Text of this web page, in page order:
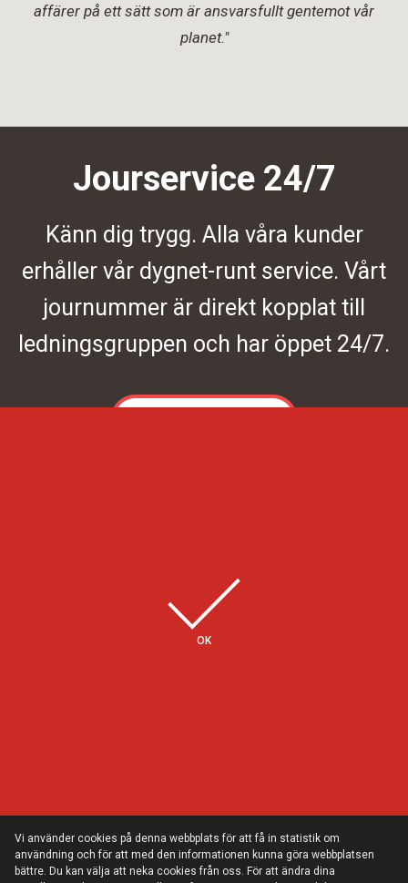
affärer på ett sätt som är ansvarsfullt gentemot vår
planet."
Jourservice 24/7
Känn dig trygg. Alla våra kunder
erhåller vår dygnet-runt service. Vårt
journummer är direkt kopplat till
ledningsgruppen och har öppet 24/7.
Några av våra kunder
Vi använder cookies på denna webbplats för att få in statistik om
användning och för att med den informationen kunna göra webbplatsen
bättre. Du kan välja att neka cookies från oss. För att ändra dina
OK